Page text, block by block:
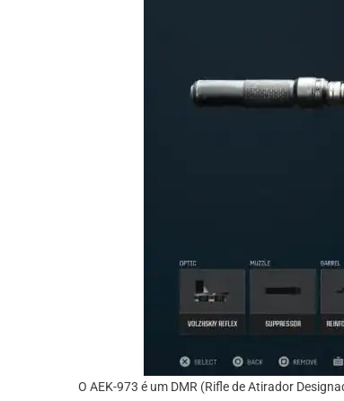
O AEK-973 é um DMR (Rifle de Atirador